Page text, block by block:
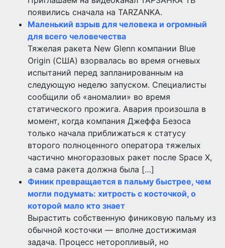
появились сначала на TARZANKA.
Маленький взрыв для человека и огромный
для всего человечества
Тяжелая ракета New Glenn компании Blue
Origin (США) взорвалась во время огневых
испытаний перед запланированным на
следующую неделю запуском. Специалисты
сообщили об «аномалии» во время
статического прожига. Авария произошла в
момент, когда компания Джеффа Безоса
только начала приближаться к статусу
второго полноценного оператора тяжелых
частично многоразовых ракет после Space X,
а сама ракета должна была […]
Финик превращается в пальму быстрее, чем
могли подумать: хитрость с косточкой, о
которой мало кто знает
Вырастить собственную финиковую пальму из
обычной косточки — вполне достижимая
задача. Процесс неторопливый, но